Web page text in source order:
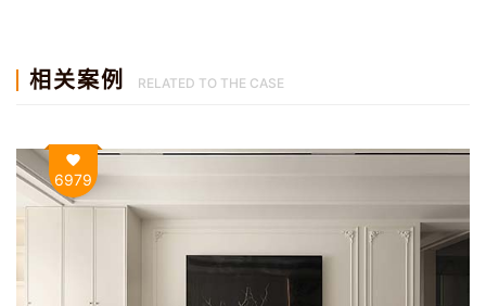
相关案例 RELATED TO THE CASE
6979